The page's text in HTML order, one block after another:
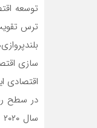
توسعه
ترس
سازی
اقتصادی